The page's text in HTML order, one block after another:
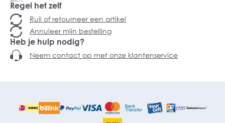
Regel het zelf
Ruil of retourneer een artikel
Annuleer mijn bestelling
Heb je hulp nodig?
Neem contact op met onze klantenservice